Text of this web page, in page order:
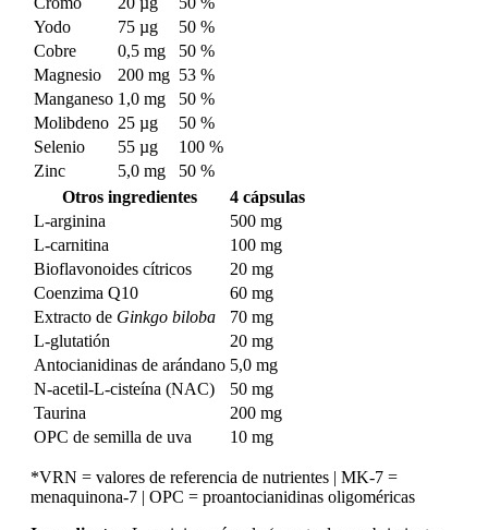
Yodo
75 µg
50 %
Cobre
0,5 mg
50 %
Magnesio
200 mg 53 %
Manganeso 1,0 mg
50 %
Molibdeno 25 µg
50 %
Selenio
55 µg
100 %
Zinc
5,0 mg
50 %
Otros ingredientes
4 cápsulas
L-arginina
500 mg
L-carnitina
100 mg
Bioflavonoides cítricos
20 mg
Coenzima Q10
60 mg
Extracto de Ginkgo biloba
70 mg
L-glutatión
20 mg
Antocianidinas de arándano 5,0 mg
N-acetil-L-cisteína (NAC)
50 mg
Taurina
200 mg
OPC de semilla de uva
10 mg
*VRN = valores de referencia de nutrientes | MK-7 =
menaquinona-7 | OPC = proantocianidinas oligoméricas